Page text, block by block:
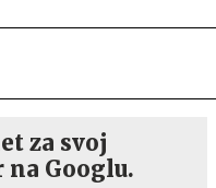
za svoj
Googlu.